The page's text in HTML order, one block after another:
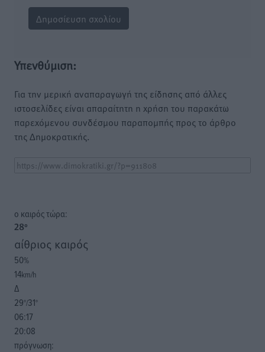
Υπενθύμιση:
Για την μερική αναπαραγωγή της είδησης από άλλες
ιστοσελίδες είναι απαραίτητη η χρήση του παρακάτω
παρεχόμενου συνδέσμου παραπομπής προς το άρθρο
της Δημοκρατικής.
o καιρός τώρα:
28°
αίθριος καιρός
50%
14km/h
Δ
29°/31°
06:17
20:08
πρόγνωση: